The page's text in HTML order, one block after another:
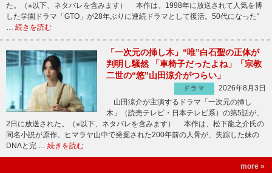
た。（※以下、ネタバレを含みます） 本作は、1998年に放送されて人気を博
した学園ドラマ「GTO」が28年ぶりに連続ドラマとして復活。50代になった“
続きを読む
「一次元の挿し木」“唯”白石聖の正体が
判明し騒然 「車椅子だったよね」「宗教
二世の“悠”山田涼介がつらい」
ドラマ
2026年8月3日
山田涼介が主演するドラマ「一次元の挿し
木」（読売テレビ・日本テレビ系）の第5話が、
2日に放送された。（※以下、ネタバレを含みます） 本作は、松下龍之介氏の
同名小説が原作。ヒマラヤ山中で発掘された200年前の人骨が、失踪した妹の
DNAと完 … 続きを読む
more »